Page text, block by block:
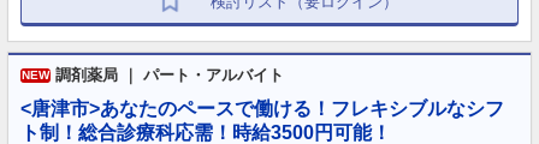
NEW 調剤薬局 ｜ パート・アルバイト
<唐津市>あなたのペースで働ける！フレキシブルなシフ
ト制！総合診療科応需！時給3500円可能！